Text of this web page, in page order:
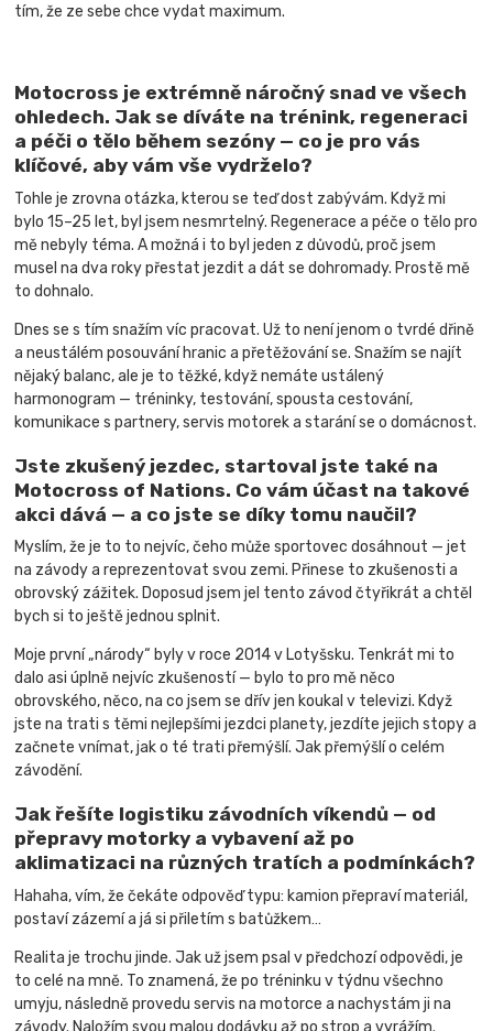
tím, že ze sebe chce vydat maximum.
Motocross je extrémně náročný snad ve všech
ohledech. Jak se díváte na trénink, regeneraci
a péči o tělo během sezóny — co je pro vás
klíčové, aby vám vše vydrželo?
Tohle je zrovna otázka, kterou se teď dost zabývám. Když mi
bylo 15–25 let, byl jsem nesmrtelný. Regenerace a péče o tělo pro
mě nebyly téma. A možná i to byl jeden z důvodů, proč jsem
musel na dva roky přestat jezdit a dát se dohromady. Prostě mě
to dohnalo.
Dnes se s tím snažím víc pracovat. Už to není jenom o tvrdé dřině
a neustálém posouvání hranic a přetěžování se. Snažím se najít
nějaký balanc, ale je to těžké, když nemáte ustálený
harmonogram — tréninky, testování, spousta cestování,
komunikace s partnery, servis motorek a starání se o domácnost.
Jste zkušený jezdec, startoval jste také na
Motocross of Nations. Co vám účast na takové
akci dává — a co jste se díky tomu naučil?
Myslím, že je to to nejvíc, čeho může sportovec dosáhnout — jet
na závody a reprezentovat svou zemi. Přinese to zkušenosti a
obrovský zážitek. Doposud jsem jel tento závod čtyřikrát a chtěl
bych si to ještě jednou splnit.
Moje první „národy“ byly v roce 2014 v Lotyšsku. Tenkrát mi to
dalo asi úplně nejvíc zkušeností — bylo to pro mě něco
obrovského, něco, na co jsem se dřív jen koukal v televizi. Když
jste na trati s těmi nejlepšími jezdci planety, jezdíte jejich stopy a
začnete vnímat, jak o té trati přemýšlí. Jak přemýšlí o celém
závodění.
Jak řešíte logistiku závodních víkendů — od
přepravy motorky a vybavení až po
aklimatizaci na různých tratích a podmínkách?
Hahaha, vím, že čekáte odpověď typu: kamion přepraví materiál,
postaví zázemí a já si přiletím s batůžkem…
Realita je trochu jinde. Jak už jsem psal v předchozí odpovědi, je
to celé na mně. To znamená, že po tréninku v týdnu všechno
umyju, následně provedu servis na motorce a nachystám ji na
závody. Naložím svou malou dodávku až po strop a vyrážím.